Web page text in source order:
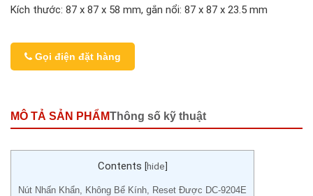
Kích thước: 87 x 87 x 58 mm, gắn nổi: 87 x 87 x 23.5 mm
Gọi điện đặt hàng
MÔ TẢ SẢN PHẨMThông số kỹ thuật
Contents [hide]
Nút Nhấn Khẩn, Không Bể Kính, Reset Được DC-9204E